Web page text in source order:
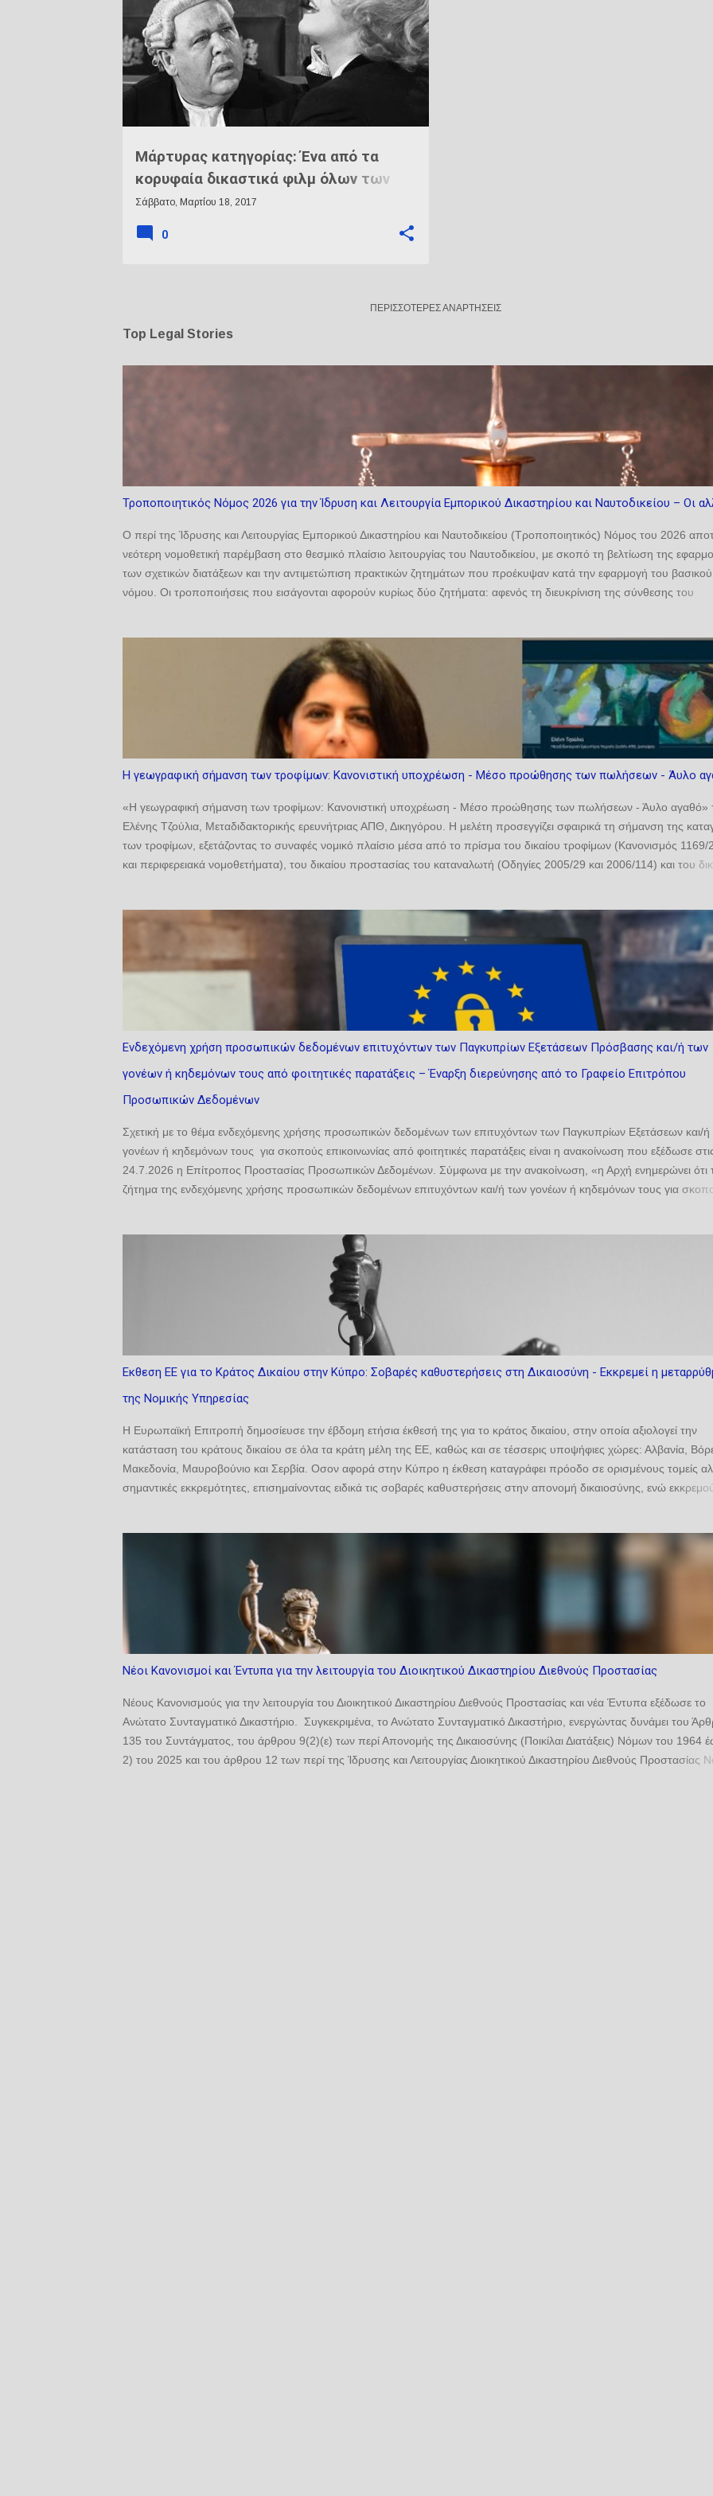
α
ρ
τ
σ
Μάρτυρας κατηγορίας: Ένα από τα
κορυφαία δικαστικά φιλμ όλων των
εποχών
Σάββατο, Μαρτίου 18, 2017
ΔΙΚΑΣΤΉΡΙΟ ΔΙΚΑΣΤΙΚΉ ΤΑΙΝΊΑ +1
0
ΠΕΡΙΣΣΌΤΕΡΕΣ ΑΝΑΡΤΉΣΕΙΣ
Top Legal Stories
Τροποποιητικός Νόμος 2026 για την Ίδρυση και Λειτουργία Εμπορικού Δικαστηρίου και Ναυτοδικείου – Οι
Ο περί της Ίδρυσης και Λειτουργίας Εμπορικού Δικαστηρίου και Ναυτοδικείου (Τροποποιητικός) Νόμος του 2026
νεότερη νομοθετική παρέμβαση στο θεσμικό πλαίσιο λειτουργίας του Ναυτοδικείου, με σκοπό τη βελτίωση της
των σχετικών διατάξεων και την αντιμετώπιση πρακτικών ζητημάτων που προέκυψαν κατά την εφαρμογή του βασικού
νόμου. Οι τροποποιήσεις που εισάγονται αφορούν κυρίως δύο ζητήματα: αφενός τη διευκρίνιση της σύνθεσης του
τροποποίηση του άρθρου 18, παράγραφος (α) του εδαφίου (2), προστίθεται η λέξη «έως» αμέσως μετά τη φράση
«συγκροτείται από». Η νέα διατύπωση του άρθρου 18(2)(α) έχει ως εξής: 18 - Ίδρυση, δικαιοδοσία και σύνθεση του
Ναυτοδικείου (1) Καθιδρύεται Ναυτοδικείο, του οποίου αποκλειστική δικαιοδοσία είναι να ακούει και να αποφασίζει ...
Η γεωγραφική σήμανση των τροφίμων: Κανονιστική υποχρέωση - Μέσο προώθησης των πωλήσεων - Άυλο
«Η γεωγραφική σήμανση των τροφίμων: Κανονιστική υποχρέωση - Μέσο προώθησης των πωλήσεων - Άυλο αγαθό»
Ελένης Τζούλια, Μεταδιδακτορικής ερευνήτριας ΑΠΘ, Δικηγόρου. Η μελέτη ​προσεγγίζει σφαιρικά τη σήμανση ​της
των τροφίμων, εξετάζοντας το συναφές νομικό πλαίσιο μέσα από το πρίσμα του δικαίου τροφίμων (Κανονισμός 1169/
και περιφερειακά νομοθετήματα), του δικαίου προστασίας του καταναλωτή (Οδηγίες 2005/29 και 2006/114) και του
δέουσα διευθέτηση. Ιδιαίτερη έμφαση δίνεται σε δύο κρίσιμες εξελίξεις: αφενός, στον νέο Κανονισμό (ΕΕ) 2024/1143, ο
οποίος αναδιαμορφώνει το πλαίσιο για τις ΠΟΠ/ΠΓΕ· αφετέρου, στη σχετικοποίηση της έννοιας της καταγωγής λόγω
κλιματικής αλλαγής και των γεωπολιτικών κρίσεων. ...
Ενδεχόμενη χρήση προσωπικών δεδομένων επιτυχόντων των Παγκυπρίων Εξετάσεων Πρόσβασης και/ή των
γονέων ή κηδεμόνων τους από φοιτητικές παρατάξεις – Έναρξη διερεύνησης από το Γραφείο Επιτρόπου
Προσωπικών Δεδομένων
Σχετική με το θέμα ενδεχόμενης χρήσης προσωπικών δεδομένων των επιτυχόντων των Παγκυπρίων Εξετάσεων και/
γονέων ή κηδεμόνων τους για σκοπούς επικοινωνίας από φοιτητικές παρατάξεις είναι η ανακοίνωση που εξέδωσε
24.7.2026 η Επίτροπος Προστασίας Προσωπικών Δεδομένων. Σύμφωνα με την ανακοίνωση, «η Αρχή ενημερώνει ότι
ζήτημα της ενδεχόμενης χρήσης προσωπικών δεδομένων επιτυχόντων και/ή των γονέων ή κηδεμόνων τους για
εν λόγω ζητήματος από την Αρχή, ιδίως λαμβανομένου υπόψη ότι πρόκειται για σύνθετο και πολυδιάστατο ζήτημα, το
ενδέχεται να περιλαμβάνει πληροφορίες που κατέχονται πρωτογενώς από περισσότερους του ενός υπεύθυνους
επεξεργασίας, η Αρχή επιθυμεί να ενημερώσει κάθε ενδιαφερόμενο πρόσωπο τα ακόλουθα: Κάθε συλλογή, χρήσ...
Εκθεση ΕΕ για το Κράτος Δικαίου στην Κύπρο: Σοβαρές καθυστερήσεις στη Δικαιοσύνη - Εκκρεμεί η
της Νομικής Υπηρεσίας
Η Ευρωπαϊκή Επιτροπή δημοσίευσε την έβδομη ετήσια έκθεσή της για το κράτος δικαίου, στην οποία αξιολογεί την
κατάσταση του κράτους δικαίου σε όλα τα κράτη μέλη της ΕΕ, καθώς και σε τέσσερις υποψήφιες χώρες: Αλβανία,
Μακεδονία, Μαυροβούνιο και Σερβία. Οσον αφορά στην Κύπρο η έκθεση καταγράφει πρόοδο σε ορισμένους τομείς
σημαντικές εκκρεμότητες, επισημαίνοντας ειδικά τις σοβαρές καθυστερήσεις στην απονομή δικαιοσύνης, ενώ
Νομικής Υπηρεσίας, η οποία σχεδιάζει τη σύσταση του Γραφείου Γενικού Δημόσιου Κατήγορου και τη θέσπιση
αποτελεσματικού ελέγχου των αποφάσεων περί μη άσκησης δίωξης ή διακοπής της διαδικασίας, εξακολουθεί να
ενώπιον της Βουλής των Αντιπροσώπων. Δημιουργήθηκε διακριτός κλάδος διοικητικής δικαιοσύνης. ...
Νέοι Κανονισμοί και Έντυπα για την λειτουργία του Διοικητικού Δικαστηρίου Διεθνούς Προστασίας
Νέους Κανονισμούς για την λειτουργία του Διοικητικού Δικαστηρίου Διεθνούς Προστασίας και νέα Έντυπα εξέδωσε το
Ανώτατο Συνταγματικό Δικαστήριο. Συγκεκριμένα, το Ανώτατο Συνταγματικό Δικαστήριο, ενεργώντας δυνάμει του
135 του Συντάγματος, του άρθρου 9(2)(ε) των περί Απονομής της Δικαιοσύνης (Ποικίλαι Διατάξεις) Νόμων του 1964
2) του 2025 και του άρθρου 12 των περί της Ίδρυσης και Λειτουργίας Διοικητικού Δικαστηρίου Διεθνούς Προστασίας